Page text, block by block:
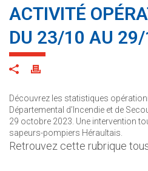
ACTIVITÉ
DU 23/10 AU
Découvrez les statistiques
Départemental d’Incendie et de
29 octobre 2023. Une intervention
sapeurs-pompiers Héraultais.
Retrouvez cette rubrique